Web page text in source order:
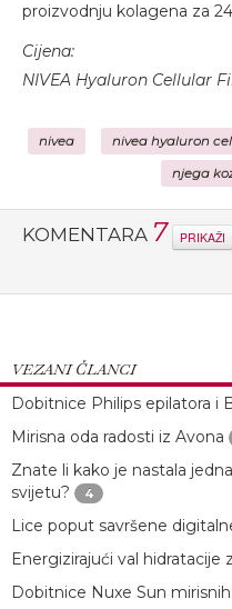
proizvodnju kolagena za
Cijena:
NIVEA Hyaluron Cellular
nivea nivea hyaluron
njega
KOMENTARA 7 PRIKAŽI
VEZANI ČLANCI
Dobitnice Philips epilatora i
Mirisna oda radosti iz Avona
Znate li kako je nastala
svijetu?
4
Lice poput savršene
Energizirajući val hidratacije
Dobitnice Nuxe Sun